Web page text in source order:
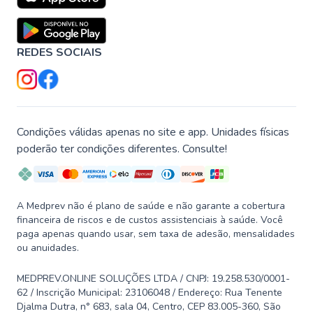
REDES SOCIAIS
Condições válidas apenas no site e app. Unidades físicas
poderão ter condições diferentes. Consulte!
A Medprev não é plano de saúde e não garante a cobertura
financeira de riscos e de custos assistenciais à saúde. Você
paga apenas quando usar, sem taxa de adesão, mensalidades
ou anuidades.
MEDPREV.ONLINE SOLUÇÕES LTDA / CNPJ: 19.258.530/0001-
62 / Inscrição Municipal: 23106048 / Endereço: Rua Tenente
Djalma Dutra, n° 683, sala 04, Centro, CEP 83.005-360, São